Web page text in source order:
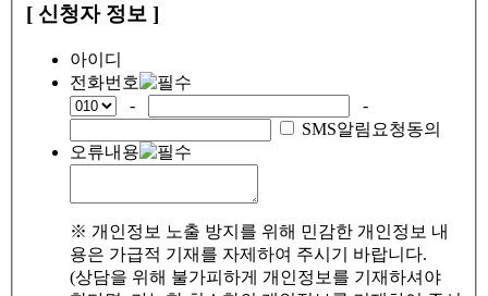
[ 신청자 정보 ]
아이디
전화번호
-
-
SMS알림요청동의
오류내용
※ 개인정보 노출 방지를 위해 민감한 개인정보 내
용은 가급적 기재를 자제하여 주시기 바랍니다.
(상담을 위해 불가피하게 개인정보를 기재하셔야